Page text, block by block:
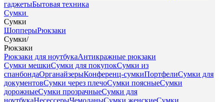
гаджетыБытовая техника
Сумки
Сумки
ШопперыРюкзаки
Сумки/
Рюкзаки
Рюкзаки для ноутбукаАнтикражные рюкзаки
Сумки мешкиСумки для покупокСумки из
спанбондаОрганайзерыКонференц-сумкиПортфелиСумки для
документовСумки через плечоСумки поясныеСумки
дорожныеСумки прозрачныеСумки для
ноутбукаНесессерыЧемоданыСумки женскиеСумки